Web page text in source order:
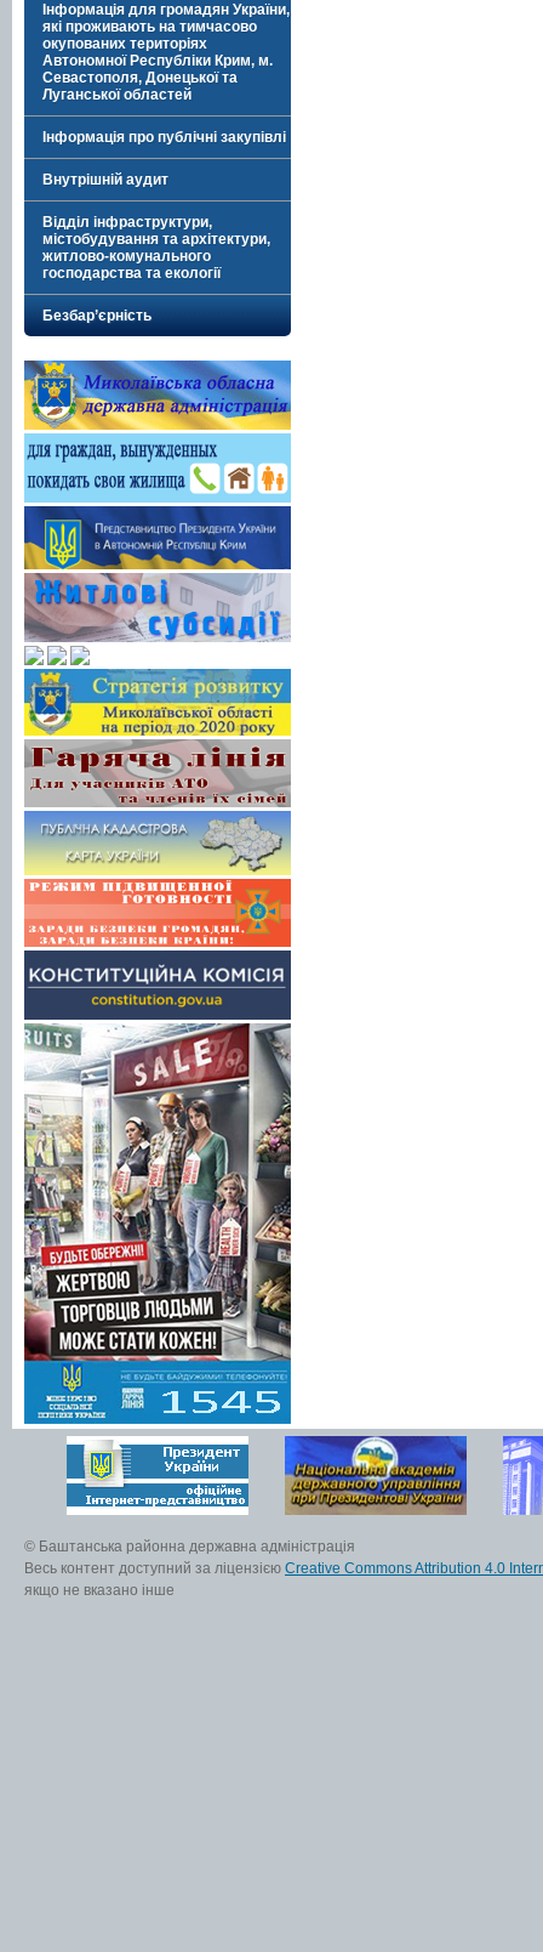
Інформація для громадян України,
які проживають на тимчасово
окупованих територіях
Автономної Республіки Крим, м.
Севастополя, Донецької та
Луганської областей
Інформація про публічні закупівлі
Внутрішній аудит
Відділ інфраструктури,
містобудування та архітектури,
житлово-комунального
господарства та екології
Безбар’єрність
© Баштанська районна державна адміністрація
Весь контент доступний за ліцензією Creative Commons Attribution 4.0
якщо не вказано інше